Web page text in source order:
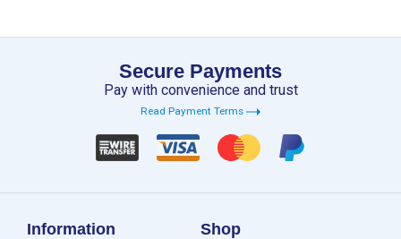
Secure Payments
Pay with convenience and trust
Read Payment Terms
Information Shop